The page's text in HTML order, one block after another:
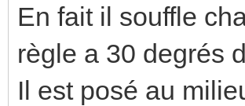
En fait il souffle
règle a 30 degrés
Il est posé au